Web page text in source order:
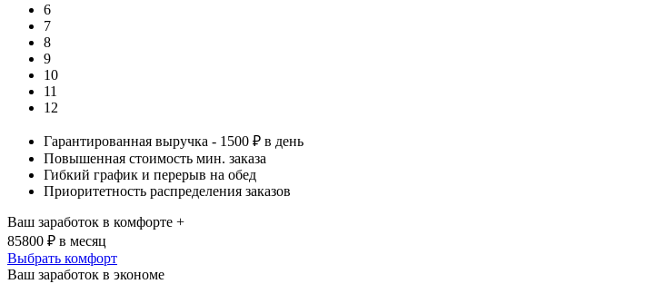
6
7
8
9
10
11
12
Гарантированная выручка - 1500 ₽ в день
Повышенная стоимость мин. заказа
Гибкий график и перерыв на обед
Приоритетность распределения заказов
Ваш заработок в комфорте +
85800 ₽ в месяц
Выбрать комфорт
Ваш заработок в экономе